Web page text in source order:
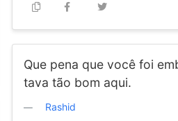
Que pena que você foi
tava tão bom aqui.
Rashid